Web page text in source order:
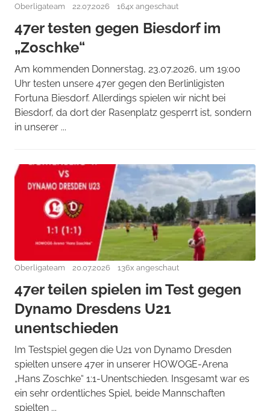
Oberligateam 22.07.2026 164x angeschaut
47er testen gegen Biesdorf im
„Zoschke“
Am kommenden Donnerstag, 23.07.2026, um 19:00
Uhr testen unsere 47er gegen den Berlinligisten
Fortuna Biesdorf. Allerdings spielen wir nicht bei
Biesdorf, da dort der Rasenplatz gesperrt ist, sondern
in unserer ...
Oberligateam 20.07.2026 136x angeschaut
47er teilen spielen im Test gegen
Dynamo Dresdens U21
unentschieden
Im Testspiel gegen die U21 von Dynamo Dresden
spielten unsere 47er in unserer HOWOGE-Arena
„Hans Zoschke“ 1:1-Unentschieden. Insgesamt war es
ein sehr ordentliches Spiel, beide Mannschaften
spielten ...